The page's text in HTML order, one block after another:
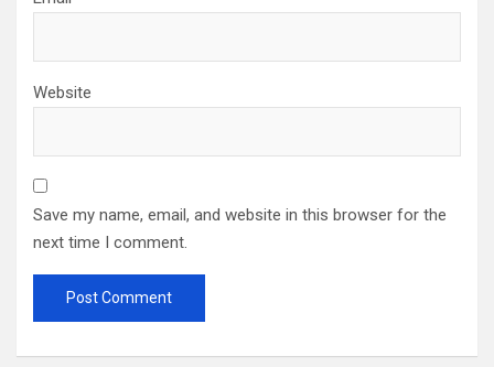
Website
Save my name, email, and website in this browser for the
next time I comment.